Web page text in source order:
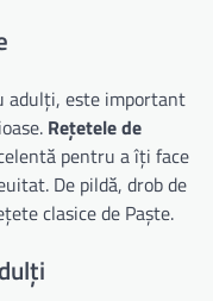
adulți, este important
Rețetele de
pentru a îți face
De pildă, drob de
clasice de Paște.